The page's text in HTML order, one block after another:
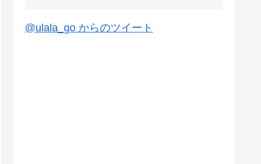
@ulala_go からのツイート